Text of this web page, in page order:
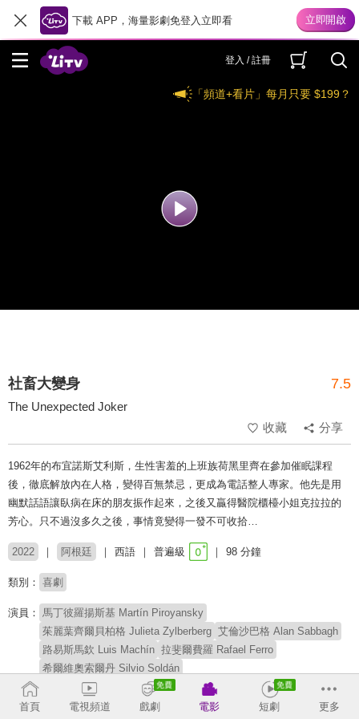
下載 APP，海量影劇免登入立即看
登入 / 註冊
「頻道+看片」每月只要 $199？
社畜大變身 7.5
The Unexpected Joker
收藏
分享
1962年的布宜諾斯艾利斯，生性害羞的上班族荷黑里齊在參加催眠課程
後，徹底解放內在人格，變得百無禁忌，更成為電話整人專家。他先是用
幽默話語讓臥病在床的朋友振作起來，之後又贏得醫院櫃檯小姐克拉拉的
芳心。只不過沒多久之後，事情竟變得一發不可收拾…
2022 阿根廷 西語 普遍級 98 分鐘
類別： 喜劇
演員： 馬丁彼羅揚斯基 Martín Piroyansky
茱麗葉齊爾貝柏格 Julieta Zylberberg 艾倫沙巴格 Alan Sabbagh
路易斯馬欽 Luis Machín 拉斐爾費羅 Rafael Ferro
希爾維奧索爾丹 Silvio Soldán
安東妮拉薩迪可 Antonella Saldicco
首頁 電視頻道 戲劇 電影 短劇 更多